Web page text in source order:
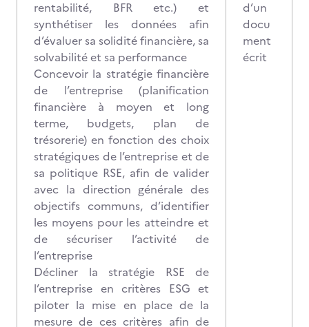
rentabilité, BFR etc.) et
synthétiser les données afin
d’évaluer sa solidité financière, sa
solvabilité et sa performance
Concevoir la stratégie financière
de l’entreprise (planification
financière à moyen et long
terme, budgets, plan de
trésorerie) en fonction des choix
stratégiques de l’entreprise et de
sa politique RSE, afin de valider
avec la direction générale des
objectifs communs, d’identifier
les moyens pour les atteindre et
de sécuriser l’activité de
l’entreprise
Décliner la stratégie RSE de
l’entreprise en critères ESG et
piloter la mise en place de la
mesure de ces critères afin de
d’un
docu
ment
écrit